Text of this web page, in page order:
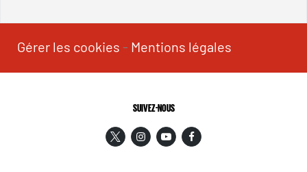
Gérer les cookies - Mentions légales
SUIVEZ-NOUS